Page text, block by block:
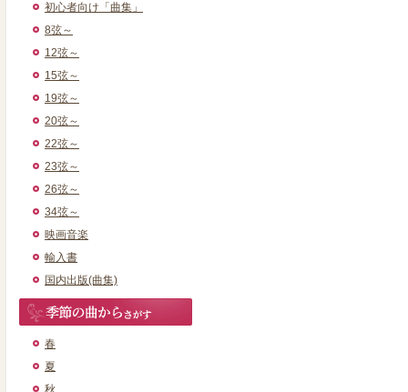
初心者向け「曲集」
8弦～
12弦～
15弦～
19弦～
20弦～
22弦～
23弦～
26弦～
34弦～
映画音楽
輸入書
国内出版(曲集)
春
夏
秋